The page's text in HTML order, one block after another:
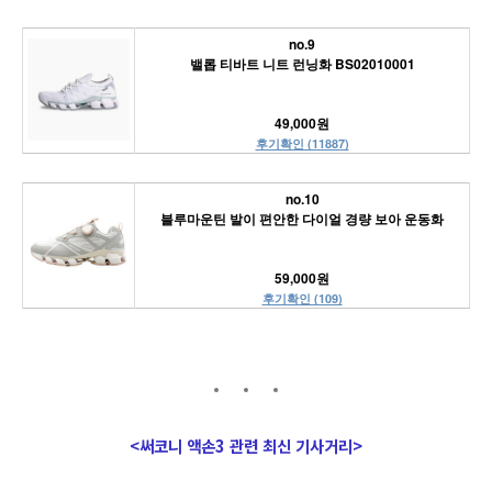
no.9
밸롭 티바트 니트 런닝화 BS02010001
49,000원
후기확인 (11887)
no.10
블루마운틴 발이 편안한 다이얼 경량 보아 운동화
59,000원
후기확인 (109)
<써코니 액손3 관련 최신 기사거리>